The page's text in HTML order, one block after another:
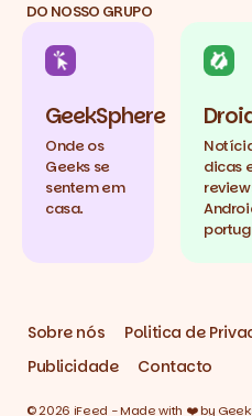
DO NOSSO GRUPO
GeekSphere
Onde os
Geeks se
sentem em
casa.
dicas
Sobre nós Politica de
Publicidade
Contacto
© 2026 iFeed - Made with ❤️ by